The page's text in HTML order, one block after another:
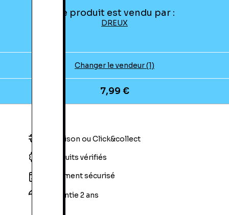
Ce produit est vendu par :
DREUX
Changer le vendeur (1)
7,99 €
Livraison ou Click&collect
Produits vérifiés
Paiement sécurisé
Garantie 2 ans